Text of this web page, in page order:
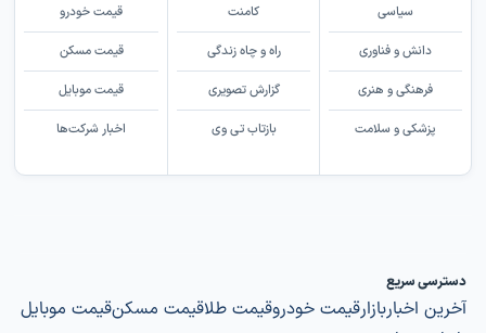
سیاسی
دانش و فناوری
فرهنگی و هنری
پزشکی و سلامت
کامنت
راه و چاه زندگی
گزارش تصویری
بازتاب تی وی
قیمت خودرو
قیمت مسکن
قیمت موبایل
اخبار شرکت‌ها
دسترسی سریع
آخرین اخباربازارقیمت خودروقیمت طلاقیمت مسکنقیمت موبایل